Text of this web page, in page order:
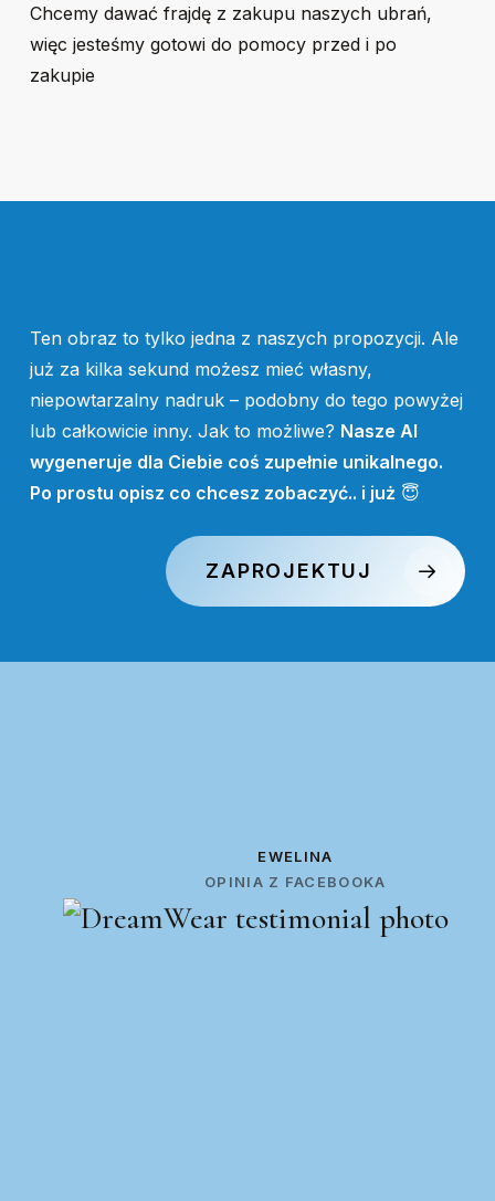
Chcemy dawać frajdę z zakupu naszych ubrań,
więc jesteśmy gotowi do pomocy przed i po
zakupie
Ten obraz to tylko jedna z naszych propozycji. Ale
już za kilka sekund możesz mieć własny,
niepowtarzalny nadruk – podobny do tego powyżej
lub całkowicie inny. Jak to możliwe? Nasze AI
wygeneruje dla Ciebie coś zupełnie unikalnego.
Po prostu opisz co chcesz zobaczyć.. i już 😇
ZAPROJEKTUJ
EWELINA
OPINIA Z FACEBOOKA